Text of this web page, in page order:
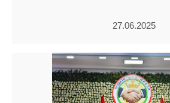
27.06.2025